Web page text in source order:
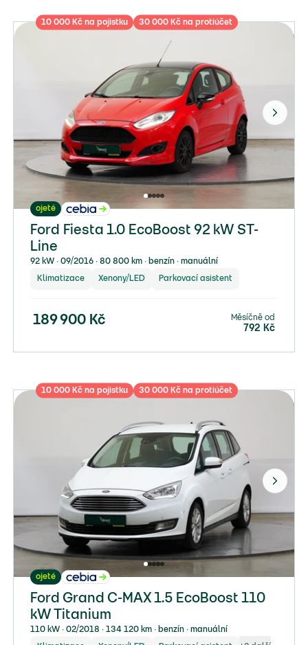
10 000 Kč na pojistku 30 000 Kč na protiúčet
ojeté
Ford Fiesta 1.0 EcoBoost 92 kW ST-
Line
92 kW ∙ 09/2016 ∙ 80 800 km ∙ benzín ∙ manuální
Klimatizace Xenony/LED Parkovací asistent
189 900 Kč Měsíčně od
792 Kč
10 000 Kč na pojistku 30 000 Kč na protiúčet
ojeté
Ford Grand C-MAX 1.5 EcoBoost 110
kW Titanium
110 kW ∙ 02/2018 ∙ 134 120 km ∙ benzín ∙ manuální